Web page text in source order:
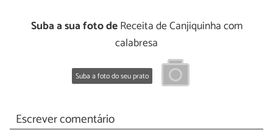
Suba a sua foto deReceita de Canjiquinha com
calabresa
Suba a foto do seu prato
Escrever comentário